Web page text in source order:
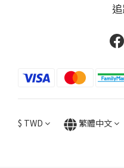
$ TWD 繁體中文